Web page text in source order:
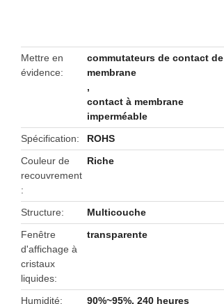
Mettre en
évidence
commutateurs de contact de
membrane
,
contact à membrane
imperméable
Spécification
ROHS
Couleur de
recouvrement
Riche
Structure
Multicouche
Fenêtre
d'affichage à
cristaux
liquides
transparente
Humidité 90%~95%, 240 heures